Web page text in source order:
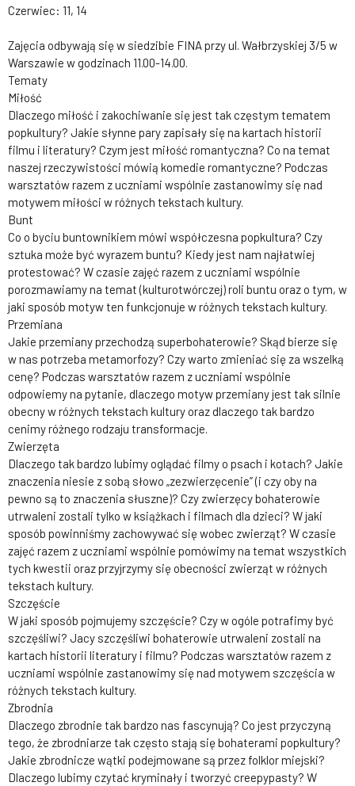
Czerwiec: 11, 14
Zajęcia odbywają się w siedzibie FINA przy ul. Wałbrzyskiej 3/5 w
Warszawie w godzinach 11.00-14.00.
Tematy
Miłość
Dlaczego miłość i zakochiwanie się jest tak częstym tematem
popkultury? Jakie słynne pary zapisały się na kartach historii
filmu i literatury? Czym jest miłość romantyczna? Co na temat
naszej rzeczywistości mówią komedie romantyczne? Podczas
warsztatów razem z uczniami wspólnie zastanowimy się nad
motywem miłości w różnych tekstach kultury.
Bunt
Co o byciu buntownikiem mówi współczesna popkultura? Czy
sztuka może być wyrazem buntu? Kiedy jest nam najłatwiej
protestować? W czasie zajęć razem z uczniami wspólnie
porozmawiamy na temat (kulturotwórczej) roli buntu oraz o tym, w
jaki sposób motyw ten funkcjonuje w różnych tekstach kultury.
Przemiana
Jakie przemiany przechodzą superbohaterowie? Skąd bierze się
w nas potrzeba metamorfozy? Czy warto zmieniać się za wszelką
cenę? Podczas warsztatów razem z uczniami wspólnie
odpowiemy na pytanie, dlaczego motyw przemiany jest tak silnie
obecny w różnych tekstach kultury oraz dlaczego tak bardzo
cenimy różnego rodzaju transformacje.
Zwierzęta
Dlaczego tak bardzo lubimy oglądać filmy o psach i kotach? Jakie
znaczenia niesie z sobą słowo „zezwierzęcenie” (i czy oby na
pewno są to znaczenia słuszne)? Czy zwierzęcy bohaterowie
utrwaleni zostali tylko w książkach i filmach dla dzieci? W jaki
sposób powinniśmy zachowywać się wobec zwierząt? W czasie
zajęć razem z uczniami wspólnie pomówimy na temat wszystkich
tych kwestii oraz przyjrzymy się obecności zwierząt w różnych
tekstach kultury.
Szczęście
W jaki sposób pojmujemy szczęście? Czy w ogóle potrafimy być
szczęśliwi? Jacy szczęśliwi bohaterowie utrwaleni zostali na
kartach historii literatury i filmu? Podczas warsztatów razem z
uczniami wspólnie zastanowimy się nad motywem szczęścia w
różnych tekstach kultury.
Zbrodnia
Dlaczego zbrodnie tak bardzo nas fascynują? Co jest przyczyną
tego, że zbrodniarze tak często stają się bohaterami popkultury?
Jakie zbrodnicze wątki podejmowane są przez folklor miejski?
Dlaczego lubimy czytać kryminały i tworzyć creepypasty? W